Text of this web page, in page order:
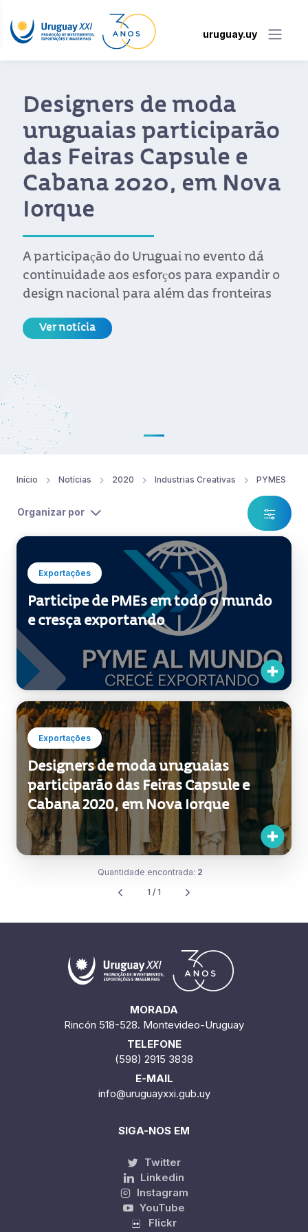
uruguay.uy
Designers de moda
uruguaias participarão
das Feiras Capsule e
Cabana 2020, em Nova
Iorque
A participação do Uruguai no evento dá
continuidade aos esforços para expandir o
design nacional para além das fronteiras
Ver notícia
Início Notícias 2020 Industrias Creativas PYMES
Organizar por
Exportações
Participe de PMEs em todo o mundo
e cresça exportando
Exportações
Designers de moda uruguaias
participarão das Feiras Capsule e
Cabana 2020, em Nova Iorque
Quantidade encontrada: 2
1 / 1
MORADA
Rincón 518-528. Montevideo-Uruguay
TELEFONE
(598) 2915 3838
E-MAIL
info@uruguayxxi.gub.uy
SIGA-NOS EM
Twitter
Linkedin
Instagram
YouTube
Flickr